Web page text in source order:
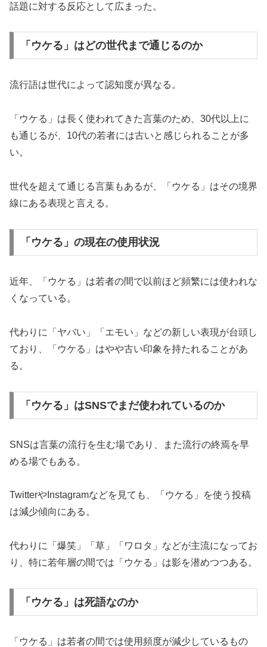
話題に対する反応として広まった。
「ウケる」はどの世代まで通じるのか
流行語は世代によって認知度が異なる。
「ウケる」は長く使われてきた言葉のため、30代以上に
も通じるが、10代の若者には古いと感じられることが多
い。
世代を超えて通じる言葉もあるが、「ウケる」はその境界
線にある表現と言える。
「ウケる」の現在の使用状況
近年、「ウケる」は若者の間で以前ほど頻繁には使われな
くなっている。
代わりに「ヤバい」「エモい」などの新しい表現が台頭し
ており、「ウケる」はやや古い印象を持たれることがあ
る。
「ウケる」はSNSでまだ使われているのか
SNSは言葉の流行を生む場であり、また流行の終焉を早
める場でもある。
TwitterやInstagramなどを見ても、「ウケる」を使う投稿
は減少傾向にある。
代わりに「爆笑」「草」「ワロタ」などが主流になってお
り、特に若年層の間では「ウケる」は影を潜めつつある。
「ウケる」は死語なのか
「ウケる」は若者の間では使用頻度が減少しているもの